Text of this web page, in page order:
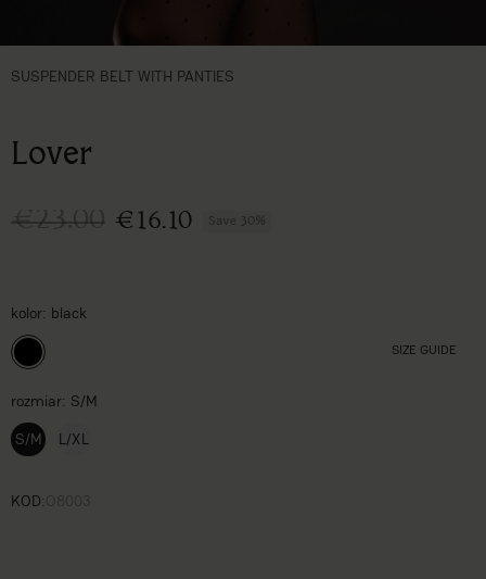
Lover
€23.00 €16.10 Save 30%
SIZE GUIDE
kolor black
rozmiar S/M
S/M
L/XL
KOD
SUSPENDER BELT WITH PANTIES